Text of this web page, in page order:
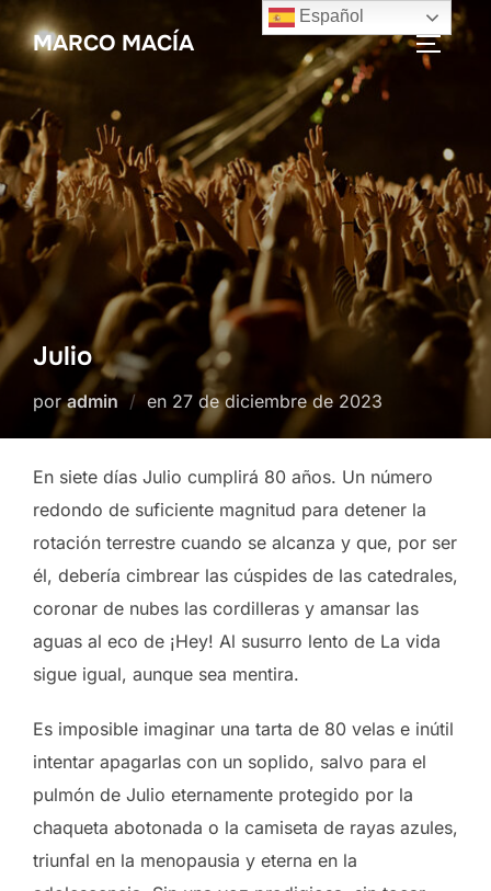
Saltar
contenido
MARCO MACÍA
Julio
poradmin en Publicado
27 de diciembre de 2023
En siete días Julio cumplirá 80 años. Un número
redondo de suficiente magnitud para detener la
rotación terrestre cuando se alcanza y que, por ser
él, debería cimbrear las cúspides de las catedrales,
coronar de nubes las cordilleras y amansar las
aguas al eco de ¡Hey! Al susurro lento de La vida
sigue igual, aunque sea mentira.
Es imposible imaginar una tarta de 80 velas e inútil
intentar apagarlas con un soplido, salvo para el
pulmón de Julio eternamente protegido por la
chaqueta abotonada o la camiseta de rayas azules,
triunfal en la menopausia y eterna en la
Español